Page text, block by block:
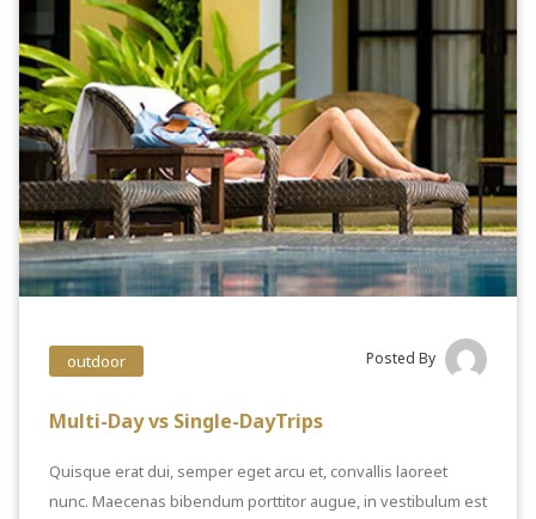
outdoor Posted By
Multi-Day vs Single-DayTrips
Quisque erat dui, semper eget arcu et, convallis laoreet
nunc. Maecenas bibendum porttitor augue, in vestibulum est